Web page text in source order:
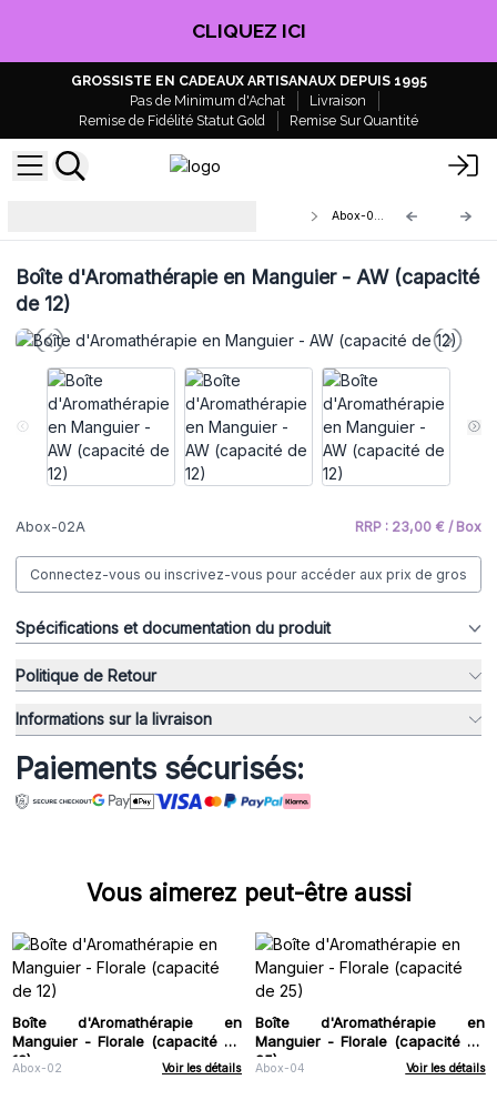
CLIQUEZ ICI
GROSSISTE EN CADEAUX ARTISANAUX DEPUIS 1995
Pas de Minimum d'Achat
Livraison
Remise de Fidélité Statut Gold
Remise Sur Quantité
Abox-02A
Boîte d'Aromathérapie en Manguier - AW (capacité
de 12)
Abox-02A RRP : 23,00 € / Box
Connectez-vous ou inscrivez-vous pour accéder aux prix de gros
Spécifications et documentation du produit
Politique de Retour
Informations sur la livraison
Paiements sécurisés:
Vous aimerez peut-être aussi
Boîte d'Aromathérapie en
Manguier - Florale (capacité de
12)
Abox-02 Voir les détails
Boîte d'Aromathérapie en
Manguier - Florale (capacité de
25)
Abox-04 Voir les détails